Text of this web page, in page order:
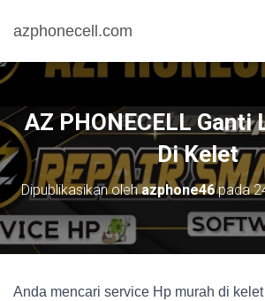
azphonecell.com
AZ PHONECELL Ganti
Di Kelet
Dipublikasikan olehazphone46pada
Anda mencari service Hp murah di